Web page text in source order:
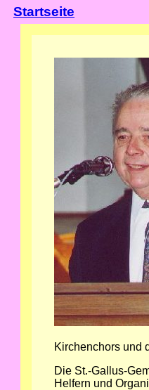
Startseite
Kirchenchors und
Die St.-Gallus-
Helfern und